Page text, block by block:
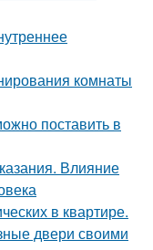
комнаты
поставить в
Влияние
в квартире.
двери своими